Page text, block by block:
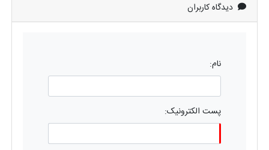
دیدگاه کاربران
نام:
پست الکترونیک: